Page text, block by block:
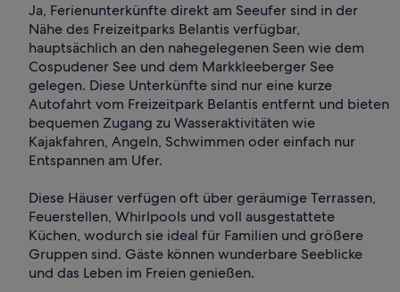
Ja, Ferienunterkünfte direkt am Seeufer sind in der
Nähe des Freizeitparks Belantis verfügbar,
hauptsächlich an den nahegelegenen Seen wie dem
Cospudener See und dem Markkleeberger See
gelegen. Diese Unterkünfte sind nur eine kurze
Autofahrt vom Freizeitpark Belantis entfernt und bieten
bequemen Zugang zu Wasseraktivitäten wie
Kajakfahren, Angeln, Schwimmen oder einfach nur
Entspannen am Ufer.
Diese Häuser verfügen oft über geräumige Terrassen,
Feuerstellen, Whirlpools und voll ausgestattete
Küchen, wodurch sie ideal für Familien und größere
Gruppen sind. Gäste können wunderbare Seeblicke
und das Leben im Freien genießen.